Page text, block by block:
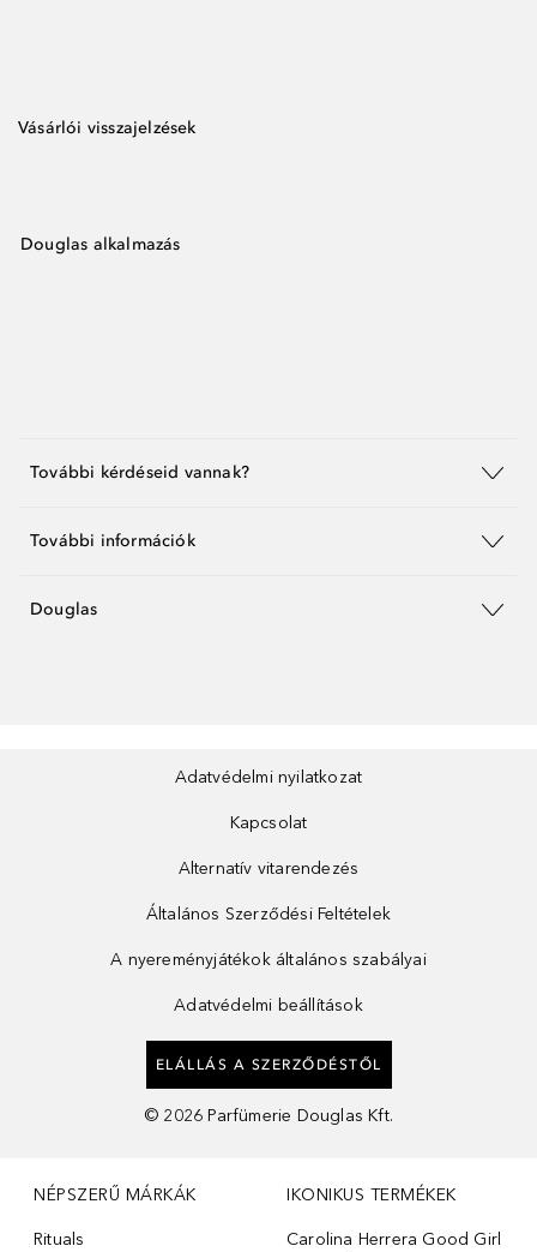
Vásárlói visszajelzések
Douglas alkalmazás
További kérdéseid vannak?
További információk
Douglas
Adatvédelmi nyilatkozat
Kapcsolat
Alternatív vitarendezés
Általános Szerződési Feltételek
A nyereményjátékok általános szabályai
Adatvédelmi beállítások
ELÁLLÁS A SZERZŐDÉSTŐL
© 2026 Parfümerie Douglas Kft.
NÉPSZERŰ MÁRKÁK
Rituals
IKONIKUS TERMÉKEK
Carolina Herrera Good Girl